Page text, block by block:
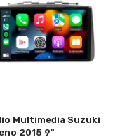
Multimedia Suzuki
2015 9"